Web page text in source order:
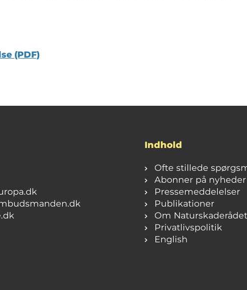
(PDF)
Indhold
Ofte stillede
Abonner på nyheder
Pressemeddelelser
Publikationer
Om Naturskaderådet
Privatlivspolitik
English